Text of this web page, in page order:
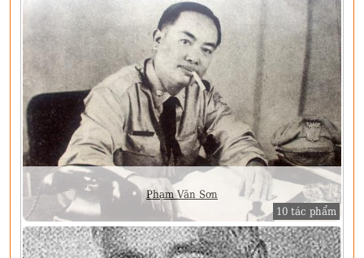
Phạm Văn Sơn
10 tác phẩm